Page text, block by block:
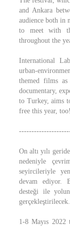
and Ankara
audience both in
to meet with
throughout the
International
urban-
themed films
documentary,
to Turkey, aims
free this year, too!
On altı yılı
nedeniyle
seyircileriyle
devam ediyor.
desteği ile
gerçekleştirilecek.
1-8 Mayıs 2022